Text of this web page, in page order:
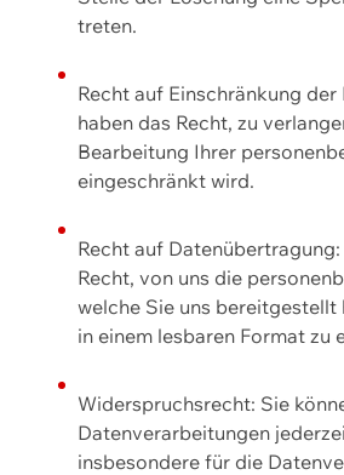
treten.
Recht auf Einschränkung
haben das Recht, zu
Bearbeitung Ihrer
eingeschränkt wird.
Recht auf
Recht, von uns die
welche Sie uns
in einem lesbaren Format zu
Widerspruchsrecht: Sie
Datenverarbeitungen
insbesondere für die